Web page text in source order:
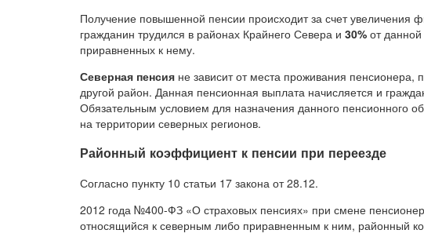
Получение повышенной пенсии происходит за счет увеличения
гражданин трудился в районах Крайнего Севера и 30% от
приравненных к нему.
Северная пенсия не зависит от места проживания пенсионера,
другой район. Данная пенсионная выплата начисляется и
Обязательным условием для назначения данного пенсионного
на территории северных регионов.
Районный коэффициент к пенсии при переезде
Согласно пункту 10 статьи 17 закона от 28.12.
2012 года №400-ФЗ «О страховых пенсиях» при смене
относящийся к северным либо приравненным к ним, районный